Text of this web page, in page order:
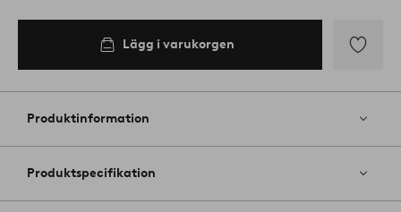
Lägg i varukorgen
till
favoriter
Produktinformation
Produktspecifikation